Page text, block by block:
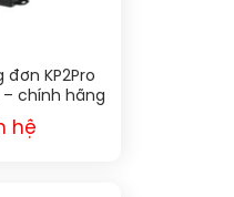
KP2Pro
chính hãng
hệ